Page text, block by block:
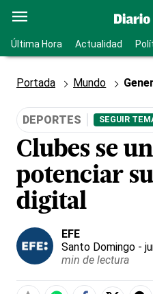
Última Hora Actualidad
Portada Mundo
DEPORTES SEGUIR
Clubes se
potenciar
digital
EFE
Santo Domingo -
min de lectura